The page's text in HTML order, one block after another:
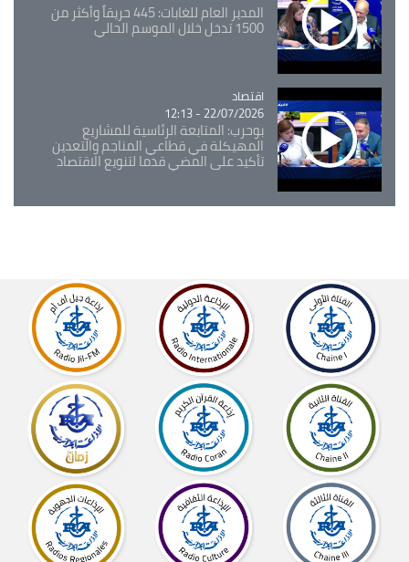
المدير العام للغابات: 445 حريقاً وأكثر من
1500 تدخل خلال الموسم الحالي
Catégorie
اقتصاد
22/07/2026 - 12:13
بوحرب: المتابعة الرئاسية للمشاريع
المهيكلة في قطاعي المناجم والتعدين
تأكيد على المضي قدما لتنويع الاقتصاد